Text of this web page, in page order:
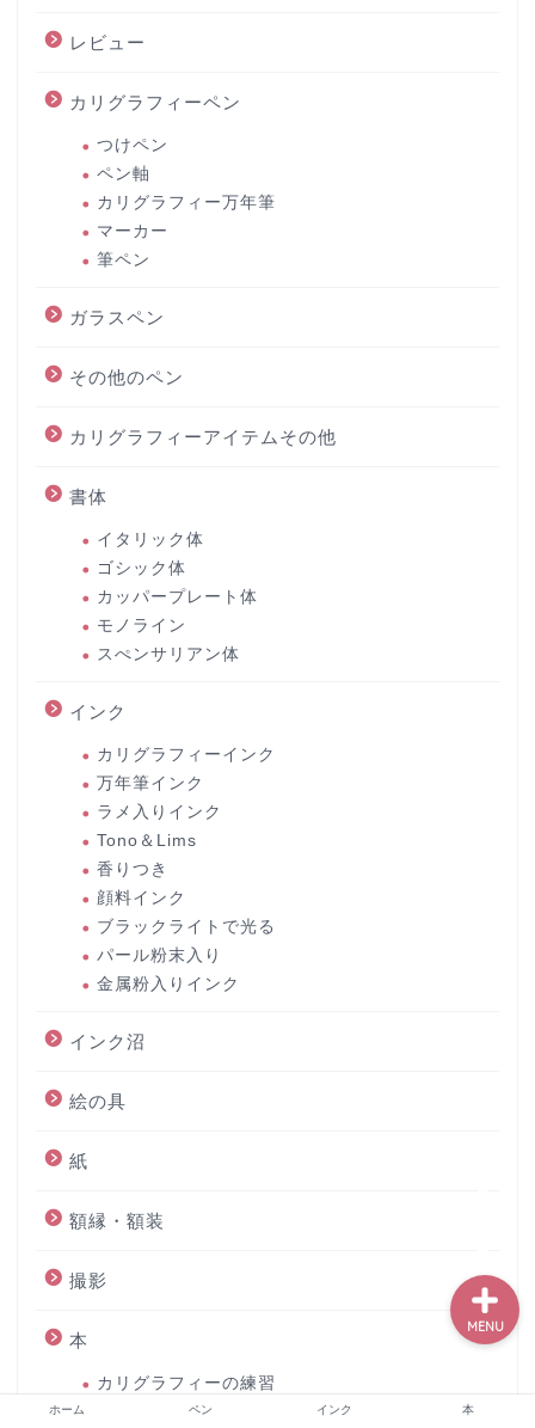
レビュー
カリグラフィーペン
つけペン
ペン軸
カリグラフィー万年筆
マーカー
筆ペン
ガラスペン
その他のペン
カリグラフィーアイテムその他
書体
イタリック体
ゴシック体
カッパープレート体
モノライン
スぺンサリアン体
インク
カリグラフィーインク
万年筆インク
ラメ入りインク
Tono＆Lims
香りつき
顔料インク
ブラックライトで光る
パール粉末入り
金属粉入りインク
インク沼
絵の具
紙
額縁・額装
撮影
本
カリグラフィーの練習
カリグラフィーのヒント
ホーム ペン インク 本
MENU